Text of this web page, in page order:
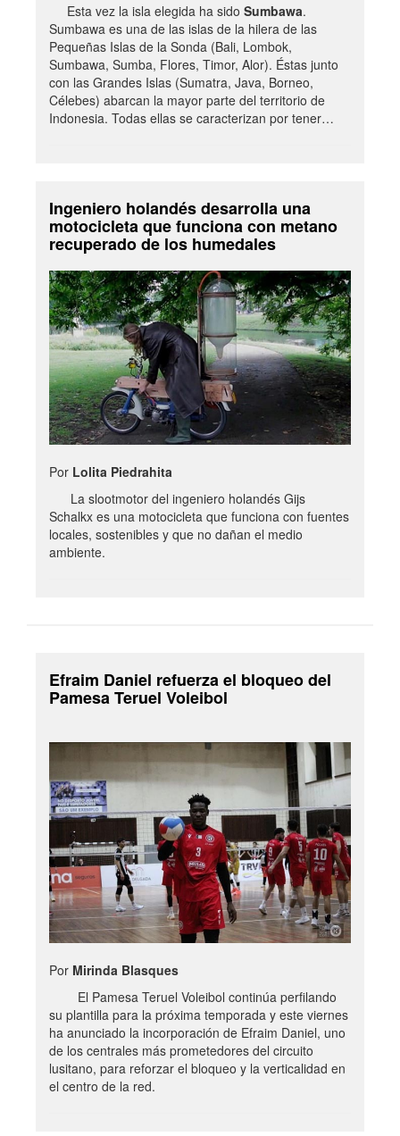
Esta vez la isla elegida ha sido Sumbawa.
Sumbawa es una de las islas de la hilera de las
Pequeñas Islas de la Sonda (Bali, Lombok,
Sumbawa, Sumba, Flores, Timor, Alor). Éstas junto
con las Grandes Islas (Sumatra, Java, Borneo,
Célebes) abarcan la mayor parte del territorio de
Indonesia. Todas ellas se caracterizan por tener…
Ingeniero holandés desarrolla una
motocicleta que funciona con metano
recuperado de los humedales
Por Lolita Piedrahita
La slootmotor del ingeniero holandés Gijs
Schalkx es una motocicleta que funciona con fuentes
locales, sostenibles y que no dañan el medio
ambiente.
Efraim Daniel refuerza el bloqueo del
Pamesa Teruel Voleibol
Por Mirinda Blasques
El Pamesa Teruel Voleibol continúa perfilando
su plantilla para la próxima temporada y este viernes
ha anunciado la incorporación de Efraim Daniel, uno
de los centrales más prometedores del circuito
lusitano, para reforzar el bloqueo y la verticalidad en
el centro de la red.